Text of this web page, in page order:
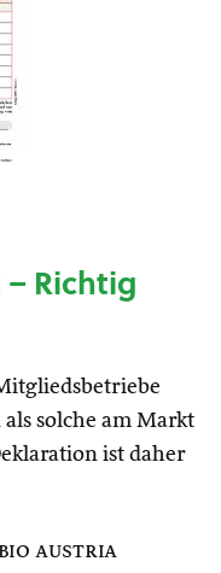
Richtig
solche am Markt
ist daher
bio austria